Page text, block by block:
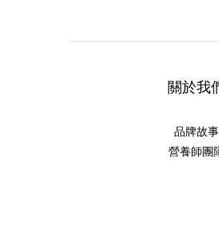
關於我
品牌故事
營養師團